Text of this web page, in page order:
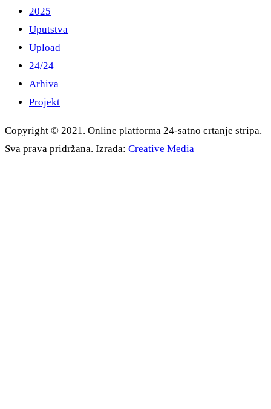
2025
Uputstva
Upload
24/24
Arhiva
Projekt
Copyright © 2021. Online platforma 24-satno crtanje stripa.
Sva prava pridržana. Izrada: Creative Media